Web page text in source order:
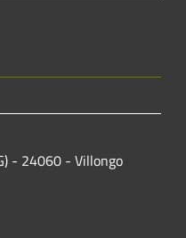
- 24060 - Villongo